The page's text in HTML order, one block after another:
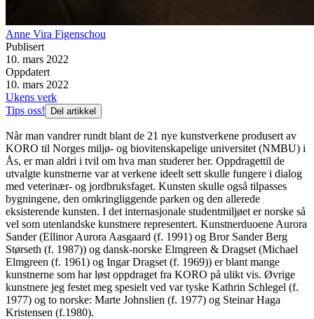
Anne Vira Figenschou
Publisert
10. mars 2022
Oppdatert
10. mars 2022
Ukens verk
Tips oss!
Del artikkel
Når man vandrer rundt blant de 21 nye kunstverkene produsert av
KORO til Norges miljø- og biovitenskapelige universitet (NMBU) i
Ås, er man aldri i tvil om hva man studerer her. Oppdragettil de
utvalgte kunstnerne var at verkene ideelt sett skulle fungere i dialog
med veterinær- og jordbruksfaget. Kunsten skulle også tilpasses
bygningene, den omkringliggende parken og den allerede
eksisterende kunsten. I det internasjonale studentmiljøet er norske så
vel som utenlandske kunstnere representert. Kunstnerduoene Aurora
Sander (Ellinor Aurora Aasgaard (f. 1991) og Bror Sander Berg
Størseth (f. 1987)) og dansk-norske Elmgreen & Dragset (Michael
Elmgreen (f. 1961) og Ingar Dragset (f. 1969)) er blant mange
kunstnerne som har løst oppdraget fra KORO på ulikt vis. Øvrige
kunstnere jeg festet meg spesielt ved var tyske Kathrin Schlegel (f.
1977) og to norske: Marte Johnslien (f. 1977) og Steinar Haga
Kristensen (f.1980).